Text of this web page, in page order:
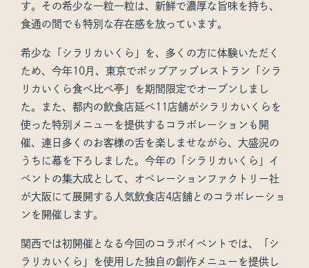
す。その希少な一粒一粒は、新鮮で濃厚な旨味を持ち、
食通の間でも特別な存在感を放っています。
希少な「シラリカいくら」を、多くの方に体験いただく
ため、今年10月、東京でポップアップレストラン「シラ
リカいくら食べ比べ亭」を期間限定でオープンしまし
た。また、都内の飲食店延べ11店舗がシラリカいくらを
使った特別メニューを提供するコラボレーションも開
催、連日多くのお客様の舌を楽しませながら、大盛況の
うちに幕を下ろしました。今年の「シラリカいくら」イ
ベントの集大成として、オペレーションファクトリー社
が大阪にて展開する人気飲食店4店舗とのコラボレーショ
ンを開催します。
関西では初開催となる今回のコラボイベントでは、「シ
ラリカいくら」を使用した独自の創作メニューを提供し